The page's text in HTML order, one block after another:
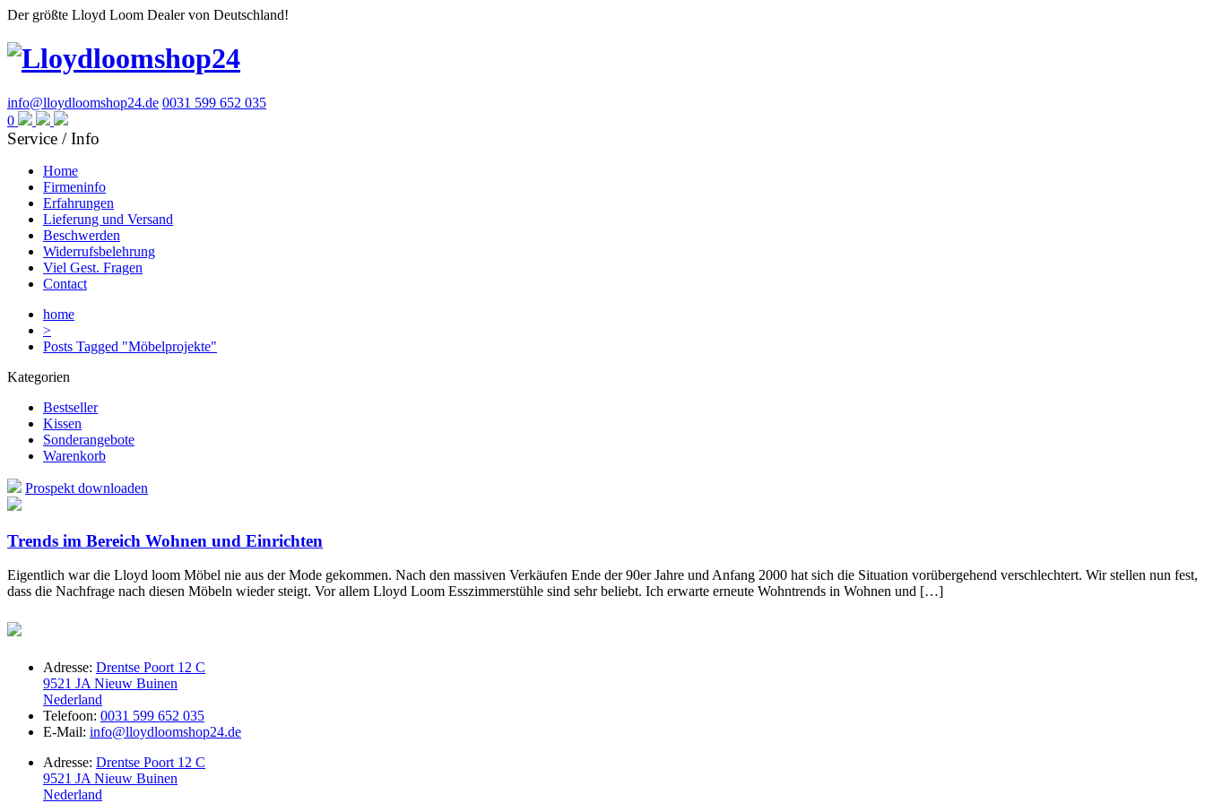
Der größte Lloyd Loom Dealer von Deutschland!
info@lloydloomshop24.de 0031 599 652 035
0
Service / Info
Home
Firmeninfo
Erfahrungen
Lieferung und Versand
Beschwerden
Widerrufsbelehrung
Viel Gest. Fragen
Contact
home
>
Posts Tagged "Möbelprojekte"
Kategorien
Bestseller
Kissen
Sonderangebote
Warenkorb
Prospekt downloaden
Trends im Bereich Wohnen und Einrichten
Eigentlich war die Lloyd loom Möbel nie aus der Mode gekommen. Nach den massiven Verkäufen Ende der 90er Jahre und Anfang 2000 hat sich die Situation vorübergehend verschlechtert. Wir stellen nun fest,
dass die Nachfrage nach diesen Möbeln wieder steigt. Vor allem Lloyd Loom Esszimmerstühle sind sehr beliebt. Ich erwarte erneute Wohntrends in Wohnen und […]
Adresse: Drentse Poort 12 C
9521 JA Nieuw Buinen
Nederland
Telefoon: 0031 599 652 035
E-Mail: info@lloydloomshop24.de
Adresse: Drentse Poort 12 C
9521 JA Nieuw Buinen
Nederland